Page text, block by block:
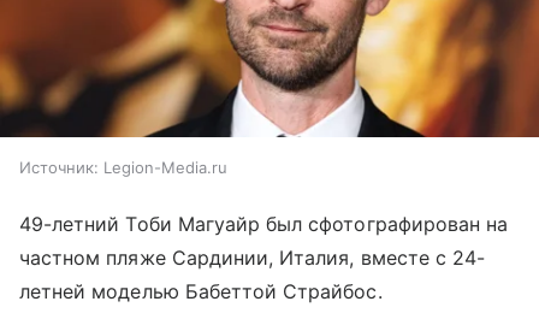
Источник: Legion-Media.ru
49-летний Тоби Магуайр был сфотографирован на
частном пляже Сардинии, Италия, вместе с 24-
летней моделью Бабеттой Страйбос.